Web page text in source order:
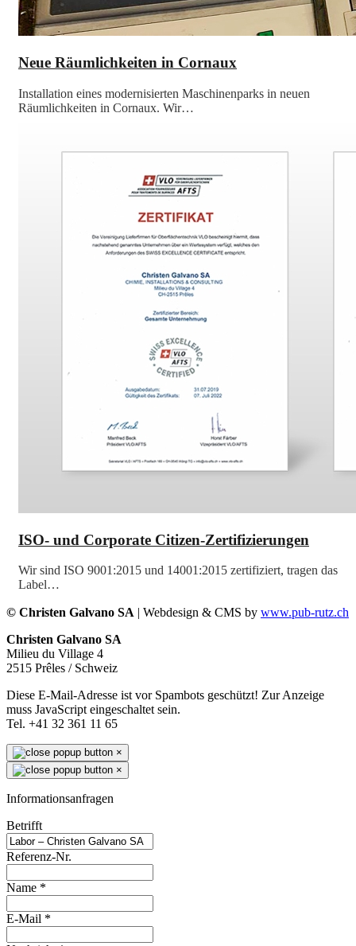
Neue Räumlichkeiten in Cornaux
Installation eines modernisierten Maschinenparks in neuen
Räumlichkeiten in Cornaux. Wir…
ISO- und Corporate Citizen-Zertifizierungen
Wir sind ISO 9001:2015 und 14001:2015 zertifiziert, tragen das
Label…
© Christen Galvano SA | Webdesign & CMS by www.pub-rutz.ch
Christen Galvano SA
Milieu du Village 4
2515 Prêles / Schweiz
Diese E-Mail-Adresse ist vor Spambots geschützt! Zur Anzeige
muss JavaScript eingeschaltet sein.
Tel. +41 32 361 11 65
×
×
Informationsanfragen
Betrifft
Referenz-Nr.
Name *
E-Mail *